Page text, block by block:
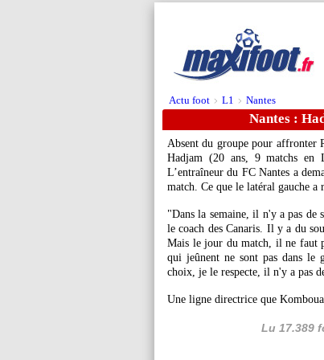
Actu foot > L1 > Nantes
Nantes :
Absent du groupe pour affronter
Hadjam (20 ans, 9 matchs en
L’entraîneur du FC Nantes a
match. Ce que le latéral gauche a
"Dans la semaine, il n'y a pas de
le coach des Canaris. Il y a du
Mais le jour du match, il ne faut
qui jeûnent ne sont pas dans le
choix, je le respecte, il n'y a pas
Une ligne directrice que
Lu 17.389